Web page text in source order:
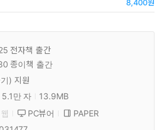
8,400원
전자책 출간
종이책 출간
) 지원
5.1만 자
13.9MB
웹 PC뷰어
PAPER